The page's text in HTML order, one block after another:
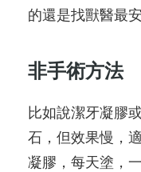
的還是找獸醫最安
非手術方法
比如說潔牙凝膠
石，但效果慢，
凝膠，每天塗，